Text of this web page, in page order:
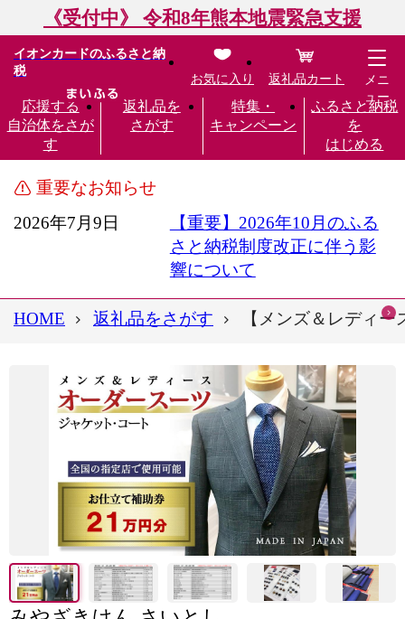
《受付中》 令和8年熊本地震緊急支援
イオンカードのふるさと納
税
応援する
自治体をさが
す
返礼品を
さがす
特集・
キャンペーン
ふるさと納税
を
はじめる
お気に入り 返礼品カート
メニ
ュー
重要なお知らせ
2026年7月9日
【重要】2026年10月のふる
さと納税制度改正に伴う影
響について
HOME 返礼品をさがす 【メンズ＆レディ